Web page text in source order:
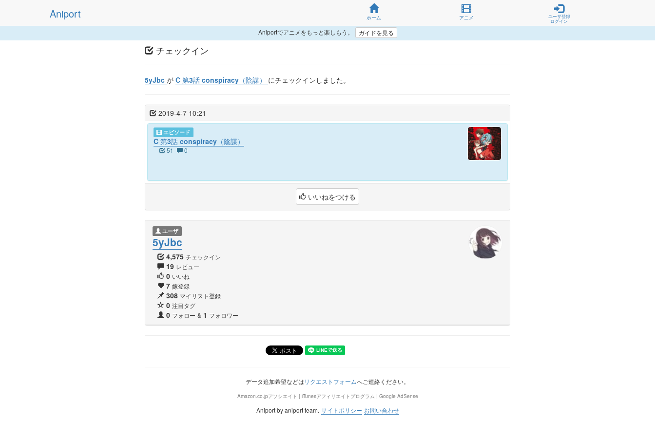
Aniport ホーム アニメ
ユーザ登録
ログイン
Aniportでアニメをもっと楽しもう。 ガイドを見る
チェックイン
5yJbc が C 第3話 conspiracy（陰謀） にチェックインしました。
2019-4-7 10:21
エピソード
C 第3話 conspiracy（陰謀）
51 0
いいねをつける
ユーザ
5yJbc
4,575 チェックイン
19 レビュー
0 いいね
7 嫁登録
308 マイリスト登録
0 注目タグ
0 フォロー & 1 フォロワー
データ追加希望などはリクエストフォームへご連絡ください。
Amazon.co.jpアソシエイト | iTunesアフィリエイトプログラム | Google AdSense
Aniport by aniport team. サイトポリシー お問い合わせ